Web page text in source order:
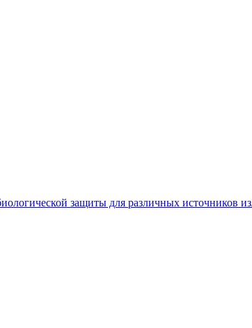
защиты для различных источников